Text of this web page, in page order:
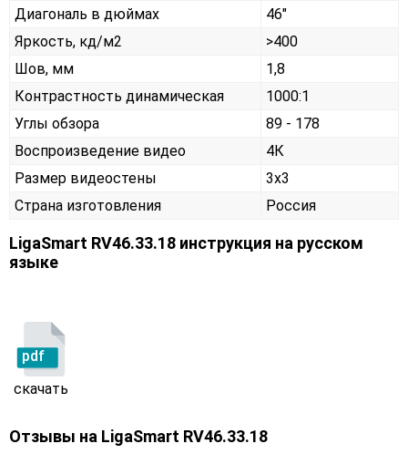
Диагональ в дюймах
46"
Яркость, кд/м2
>400
Шов, мм
1,8
Контрастность динамическая
1000:1
Углы обзора
89 - 178
Воспроизведение видео
4К
Размер видеостены
3x3
Страна изготовления
Россия
LigaSmart RV46.33.18 инструкция на русском
языке
pdf
скачать
Отзывы на LigaSmart RV46.33.18